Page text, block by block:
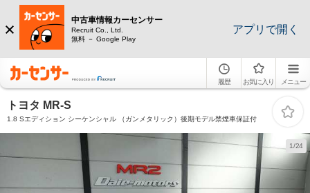
中古車情報カーセンサー
Recruit Co., Ltd.
無料 － Google Play
アプリで開く
履歴 お気に入り メニュー
トヨタ MR-S
1.8 Sエディション シーケンシャル （ガンメタリック）後期モデル禁煙車保証付
1/24